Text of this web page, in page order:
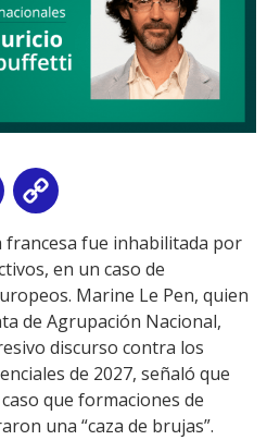
Email
Link
francesa fue inhabilitada por
en un caso de
Marine Le Pen, quien
de Agrupación Nacional,
discurso contra los
de 2027, señaló que
que formaciones de
una “caza de brujas”.